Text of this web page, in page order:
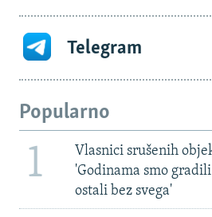
Telegram
Popularno
1
Vlasnici srušenih
'Godinama smo
ostali bez svega'